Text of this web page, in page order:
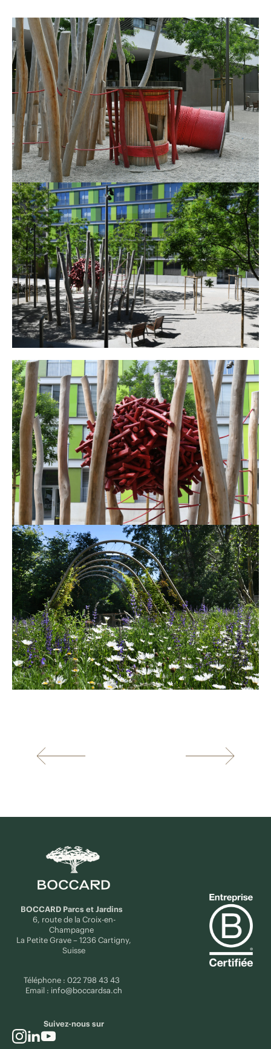
BOCCARD Parcs et Jardins
6, route de la Croix-en-
Champagne
La Petite Grave – 1236 Cartigny,
Suisse
Téléphone : 022 798 43 43
Email : info@boccardsa.ch
Suivez-nous sur